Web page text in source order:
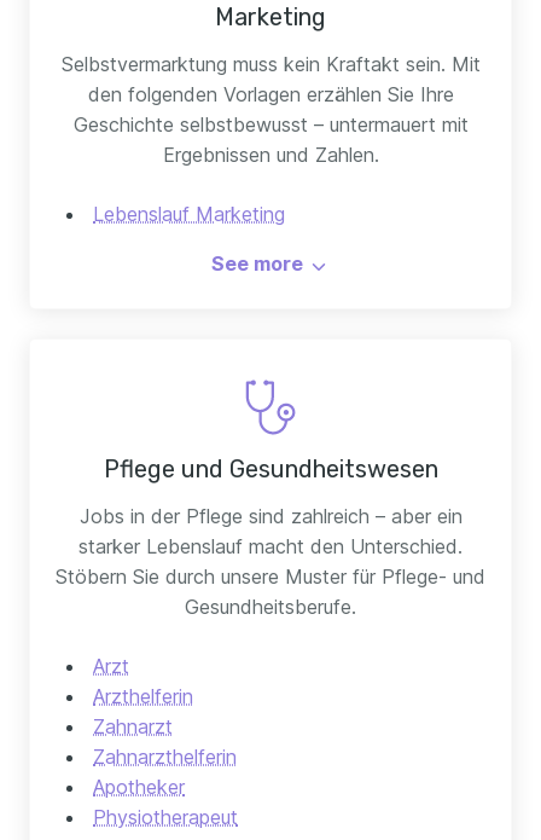
Marketing
Selbstvermarktung muss kein Kraftakt sein. Mit
den folgenden Vorlagen erzählen Sie Ihre
Geschichte selbstbewusst – untermauert mit
Ergebnissen und Zahlen.
Lebenslauf Marketing
See more
Pflege und Gesundheitswesen
Jobs in der Pflege sind zahlreich – aber ein
starker Lebenslauf macht den Unterschied.
Stöbern Sie durch unsere Muster für Pflege- und
Gesundheitsberufe.
Arzt
Arzthelferin
Zahnarzt
Zahnarzthelferin
Apotheker
Physiotherapeut